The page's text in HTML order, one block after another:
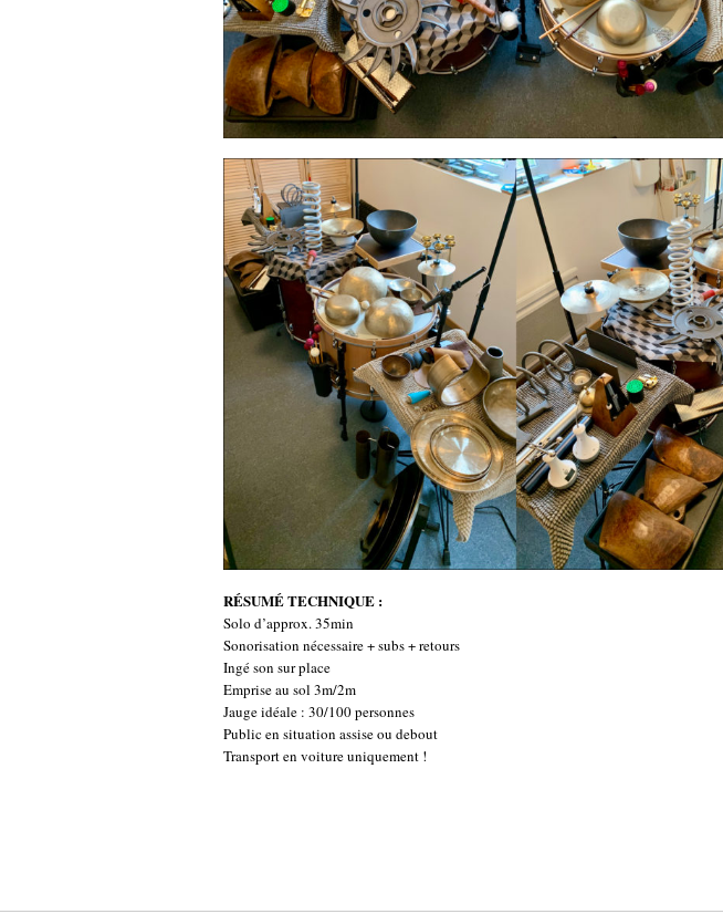
RÉSUMÉ TECHNIQUE :
Solo d’approx. 35min
Sonorisation nécessaire + subs + retours
Ingé son sur place
Emprise au sol 3m/2m
Jauge idéale : 30/100 personnes
Public en situation assise ou debout
Transport en voiture uniquement !